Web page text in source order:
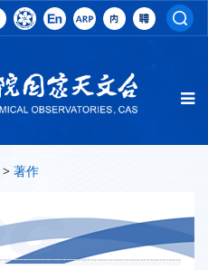
> 著作